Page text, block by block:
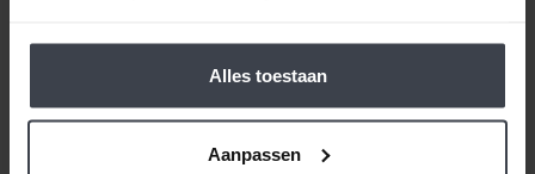
Alles toestaan
Aanpassen